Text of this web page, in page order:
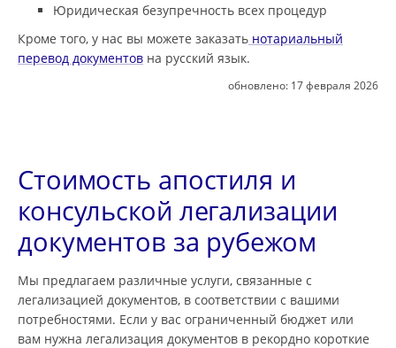
Юридическая безупречность всех процедур
Кроме того, у нас вы можете заказать нотариальный
перевод документов на русский язык.
обновлено: 17 февраля 2026
Стоимость апостиля и
консульской легализации
документов за рубежом
Мы предлагаем различные услуги, связанные с
легализацией документов, в соответствии с вашими
потребностями. Если у вас ограниченный бюджет или
вам нужна легализация документов в рекордно короткие